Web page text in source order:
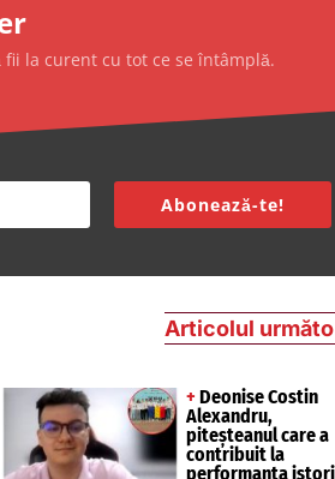
la curent cu tot ce se întâmplă.
Abonează-te!
Articolul
+ Deonise Costin
Alexandru,
piteșteanul care a
contribuit la
performanța